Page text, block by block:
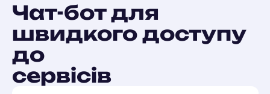
Чат-бот для
швидкого доступу
до
сервісів